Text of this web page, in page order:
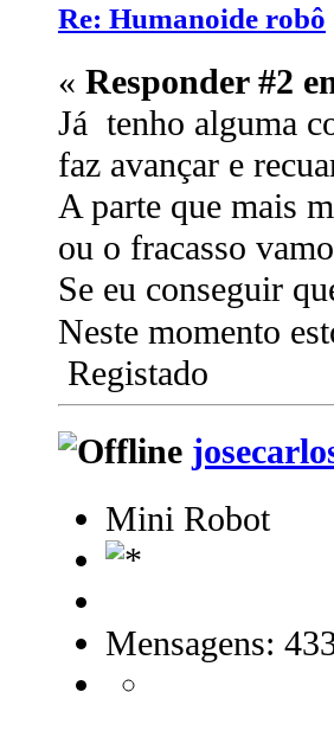
Re: Humanoide robô
« Responder #2
Já tenho alguma
faz avançar e
A parte que mais
ou o fracasso
Se eu conseguir
Neste momento
Registado
Mini Robot
Mensagens: